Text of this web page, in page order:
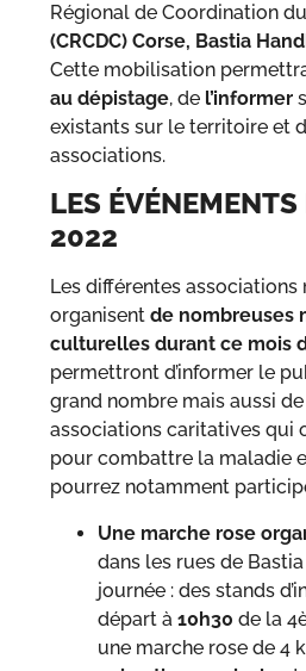
Régional de Coordination
(CRCDC) Corse, Bastia
Cette mobilisation
au dépistage, de l’informer
existants sur le territoire et
associations.
LES
2022
Les différentes
organisent de nombreuses
culturelles durant ce mois
permettront d’informer le
grand nombre mais aussi
associations caritatives qui
pour combattre la maladie
pourrez notamment
Une marche rose
dans les rues de
journée : des stands
départ à 10h30 de la
une marche rose de 4